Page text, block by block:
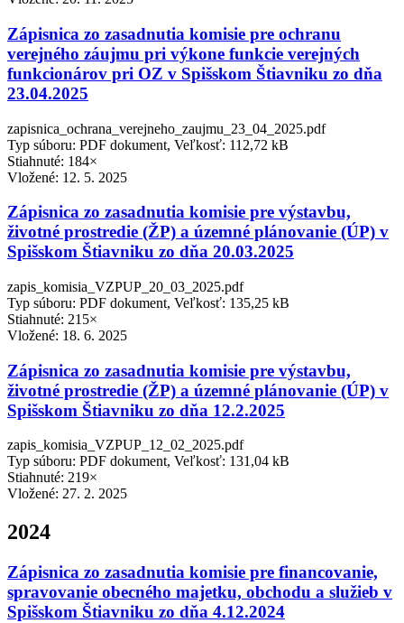
Zápisnica zo zasadnutia komisie pre ochranu
verejného záujmu pri výkone funkcie verejných
funkcionárov pri OZ v Spišskom Štiavniku zo dňa
23.04.2025
zapisnica_ochrana_verejneho_zaujmu_23_04_2025.pdf
Typ súboru: PDF dokument, Veľkosť: 112,72 kB
Stiahnuté: 184×
Vložené: 12. 5. 2025
Zápisnica zo zasadnutia komisie pre výstavbu,
životné prostredie (ŽP) a územné plánovanie (ÚP) v
Spišskom Štiavniku zo dňa 20.03.2025
zapis_komisia_VZPUP_20_03_2025.pdf
Typ súboru: PDF dokument, Veľkosť: 135,25 kB
Stiahnuté: 215×
Vložené: 18. 6. 2025
Zápisnica zo zasadnutia komisie pre výstavbu,
životné prostredie (ŽP) a územné plánovanie (ÚP) v
Spišskom Štiavniku zo dňa 12.2.2025
zapis_komisia_VZPUP_12_02_2025.pdf
Typ súboru: PDF dokument, Veľkosť: 131,04 kB
Stiahnuté: 219×
Vložené: 27. 2. 2025
2024
Zápisnica zo zasadnutia komisie pre financovanie,
spravovanie obecného majetku, obchodu a služieb v
Spišskom Štiavniku zo dňa 4.12.2024